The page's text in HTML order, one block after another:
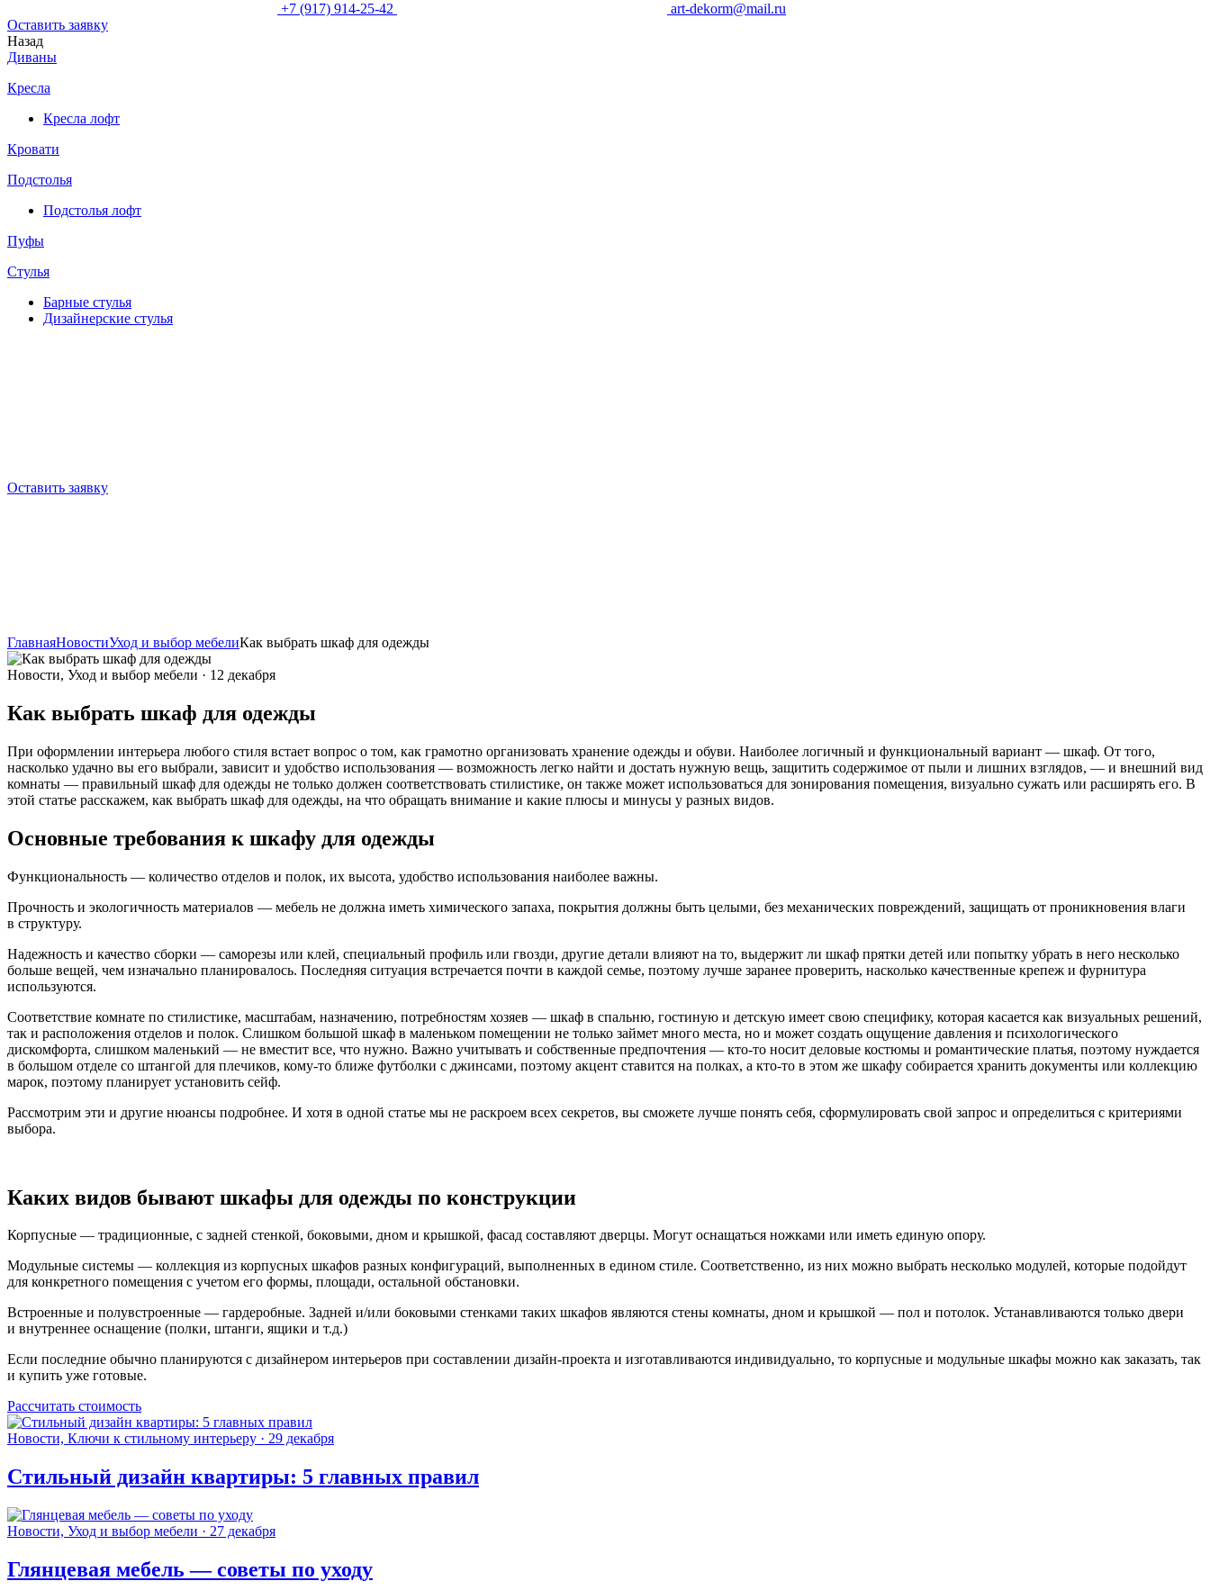
+7 (917) 914-25-42
art-dekorm@mail.ru
Оставить заявку
Назад
Диваны
Кресла
Кресла лофт
Кровати
Подстолья
Подстолья лофт
Пуфы
Стулья
Барные cтулья
Дизайнерские cтулья
Оставить заявку
ГлавнаяНовостиУход и выбор мебелиКак выбрать шкаф для одежды
Новости, Уход и выбор мебели · 12 декабря
Как выбрать шкаф для одежды
При оформлении интерьера любого стиля встает вопрос о том, как грамотно организовать хранение одежды и обуви. Наиболее логичный и функциональный вариант — шкаф. От того,
насколько удачно вы его выбрали, зависит и удобство использования — возможность легко найти и достать нужную вещь, защитить содержимое от пыли и лишних взглядов, — и внешний вид
комнаты — правильный шкаф для одежды не только должен соответствовать стилистике, он также может использоваться для зонирования помещения, визуально сужать или расширять его. В
этой статье расскажем, как выбрать шкаф для одежды, на что обращать внимание и какие плюсы и минусы у разных видов.
Основные требования к шкафу для одежды
Функциональность — количество отделов и полок, их высота, удобство использования наиболее важны.
Прочность и экологичность материалов — мебель не должна иметь химического запаха, покрытия должны быть целыми, без механических повреждений, защищать от проникновения влаги
в структуру.
Надежность и качество сборки — саморезы или клей, специальный профиль или гвозди, другие детали влияют на то, выдержит ли шкаф прятки детей или попытку убрать в него несколько
больше вещей, чем изначально планировалось. Последняя ситуация встречается почти в каждой семье, поэтому лучше заранее проверить, насколько качественные крепеж и фурнитура
используются.
Соответствие комнате по стилистике, масштабам, назначению, потребностям хозяев — шкаф в спальню, гостиную и детскую имеет свою специфику, которая касается как визуальных решений,
так и расположения отделов и полок. Слишком большой шкаф в маленьком помещении не только займет много места, но и может создать ощущение давления и психологического
дискомфорта, слишком маленький — не вместит все, что нужно. Важно учитывать и собственные предпочтения — кто-то носит деловые костюмы и романтические платья, поэтому нуждается
в большом отделе со штангой для плечиков, кому-то ближе футболки с джинсами, поэтому акцент ставится на полках, а кто-то в этом же шкафу собирается хранить документы или коллекцию
марок, поэтому планирует установить сейф.
Рассмотрим эти и другие нюансы подробнее. И хотя в одной статье мы не раскроем всех секретов, вы сможете лучше понять себя, сформулировать свой запрос и определиться с критериями
выбора.
Каких видов бывают шкафы для одежды по конструкции
Корпусные — традиционные, с задней стенкой, боковыми, дном и крышкой, фасад составляют дверцы. Могут оснащаться ножками или иметь единую опору.
Модульные системы — коллекция из корпусных шкафов разных конфигураций, выполненных в едином стиле. Соответственно, из них можно выбрать несколько модулей, которые подойдут
для конкретного помещения с учетом его формы, площади, остальной обстановки.
Встроенные и полувстроенные — гардеробные. Задней и/или боковыми стенками таких шкафов являются стены комнаты, дном и крышкой — пол и потолок. Устанавливаются только двери
и внутреннее оснащение (полки, штанги, ящики и т.д.)
Если последние обычно планируются с дизайнером интерьеров при составлении дизайн-проекта и изготавливаются индивидуально, то корпусные и модульные шкафы можно как заказать, так
и купить уже готовые.
Рассчитать стоимость
Новости, Ключи к стильному интерьеру · 29 декабря
Стильный дизайн квартиры: 5 главных правил
Новости, Уход и выбор мебели · 27 декабря
Глянцевая мебель — советы по уходу